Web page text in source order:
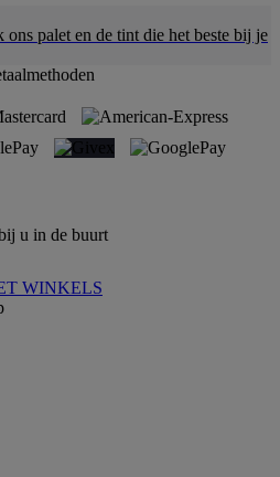
palet en de tint die het beste bij je
u in de buurt
WINKELS